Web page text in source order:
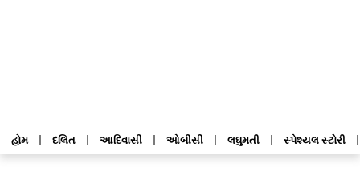
હોમ દલિત આદિવાસી ઓબીસી લઘુમતી સ્પેશ્યલ સ્ટોરી